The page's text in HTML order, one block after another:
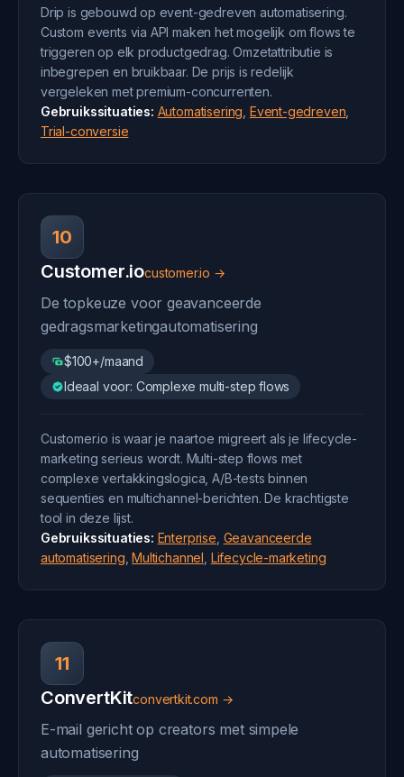
Drip is gebouwd op event-gedreven automatisering.
Custom events via API maken het mogelijk om flows te
triggeren op elk productgedrag. Omzetattributie is
inbegrepen en bruikbaar. De prijs is redelijk
vergeleken met premium-concurrenten.
Gebruikssituaties: Automatisering Event-gedreven
Trial-conversie
10
Customer.iocustomer.io →
De topkeuze voor geavanceerde
gedragsmarketingautomatisering
$100+/maand
Ideaal voor: Complexe multi-step flows
Customer.io is waar je naartoe migreert als je lifecycle-
marketing serieus wordt. Multi-step flows met
complexe vertakkingslogica, A/B-tests binnen
sequenties en multichannel-berichten. De krachtigste
tool in deze lijst.
Gebruikssituaties: Enterprise Geavanceerde
automatisering ,Multichannel Lifecycle-marketing
11
ConvertKitconvertkit.com →
E-mail gericht op creators met simpele
automatisering